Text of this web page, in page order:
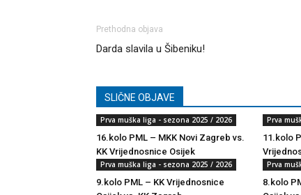
Prethodna objava
Darda slavila u Šibeniku!
SLIČNE OBJAVE
Prva muška liga - sezona 2025 / 2026
16.kolo PML – MKK Novi Zagreb vs.
KK Vrijednosnice Osijek
Prva
11.kolo
Prva muška liga - sezona 2025 / 2026
9.kolo PML – KK Vrijednosnice
Prva
8.kolo